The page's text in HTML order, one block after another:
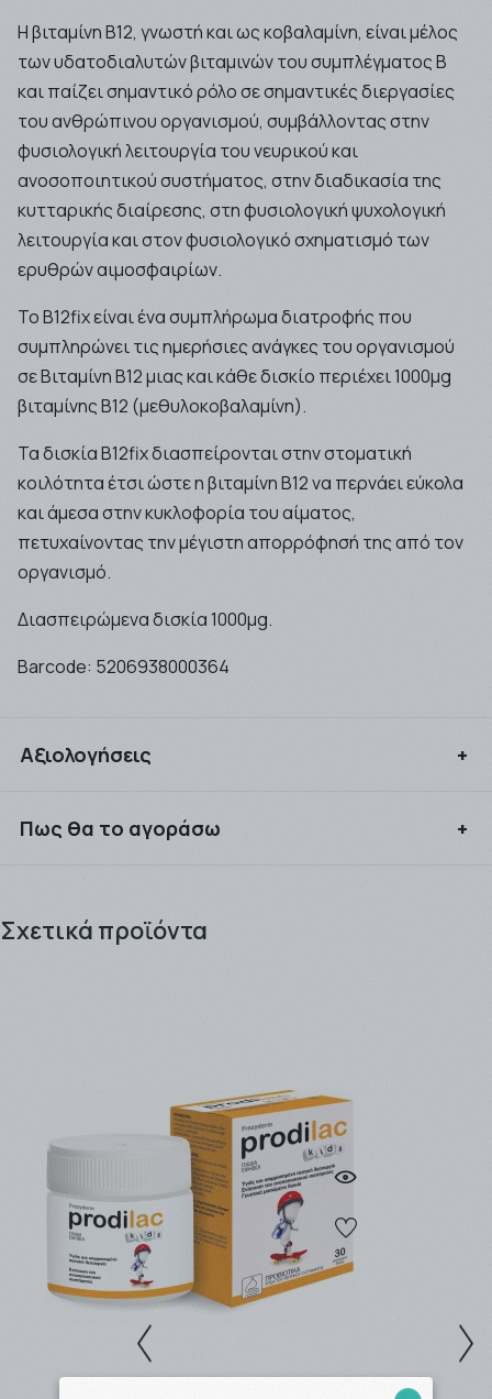
Η βιταμίνη B12, γνωστή και ως κοβαλαμίνη, είναι μέλος
των υδατοδιαλυτών βιταμινών του συμπλέγματος Β
και παίζει σημαντικό ρόλο σε σημαντικές διεργασίες
του ανθρώπινου οργανισμού, συμβάλλοντας στην
φυσιολογική λειτουργία του νευρικού και
ανοσοποιητικού συστήματος, στην διαδικασία της
κυτταρικής διαίρεσης, στη φυσιολογική ψυχολογική
λειτουργία και στον φυσιολογικό σχηματισμό των
ερυθρών αιμοσφαιρίων.
Το B12fix είναι ένα συμπλήρωμα διατροφής που
συμπληρώνει τις ημερήσιες ανάγκες του οργανισμού
σε Βιταμίνη Β12 μιας και κάθε δισκίο περιέχει 1000μg
βιταμίνης Β12 (μεθυλοκοβαλαμίνη).
Τα δισκία B12fix διασπείρονται στην στοματική
κοιλότητα έτσι ώστε η βιταμίνη Β12 να περνάει εύκολα
και άμεσα στην κυκλοφορία του αίματος,
πετυχαίνοντας την μέγιστη απορρόφησή της από τον
οργανισμό.
Διασπειρώμενα δισκία 1000μg.
Barcode: 5206938000364
Αξιολογήσεις
Πως θα το αγοράσω
εγγεγραμμένος πελάτης κερδίζοντας πόντους προς
που θα επιλέξετε (ΒΟΧNOW / EASYMAIL / ACS
Η παράδοση των προϊόντων γίνεται συνήθως σε 1 - 3
εργάσιμες μέρες για αποστολές εντός Αττικής, ενώ για
απομακρυσμένες περιοχές ο χρόνος παράδοσης
μπορεί να φτάσει τις 4- 5 εργάσιμες.
Η αποστολή είναιΔΩΡΕΑΝγια ποσά
49,00 € ανεξαρτήτως βάρους με την BOX
49,00 € και έως 3kg με την Easymail.
Σχετικά προϊόντα